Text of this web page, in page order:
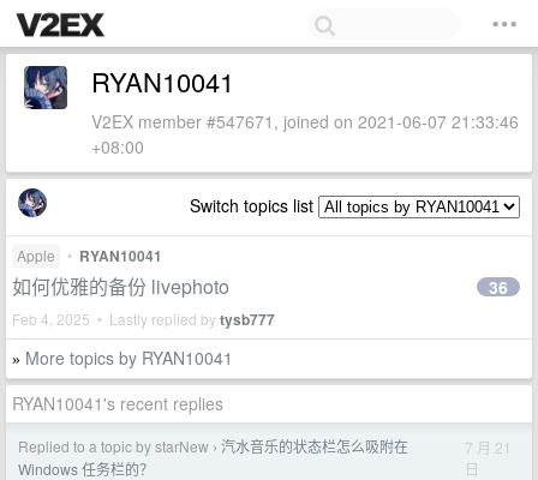
RYAN10041
V2EX member #547671, joined on 2021-06-07 21:33:46
+08:00
Switch topics list
Apple • RYAN10041
如何优雅的备份 livephoto
Feb 4, 2025 • Lastly replied bytysb777
36
» More topics by RYAN10041
RYAN10041's recent replies
Replied to a topic by starNew › 汽水音乐的状态栏怎么吸附在
Windows 任务栏的？
7 月 21
日